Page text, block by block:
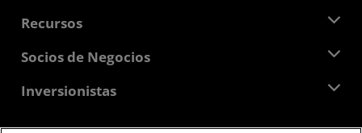
Responsabilidad corporativa
Carreras profesionales
Sala de prensa
Biblioteca multimedia
Recursos
Centro para desarrolladores
Casos de Estudio
Socios de Negocios
Centro para socios de AMD
Programa universitario AMD
Inversionistas